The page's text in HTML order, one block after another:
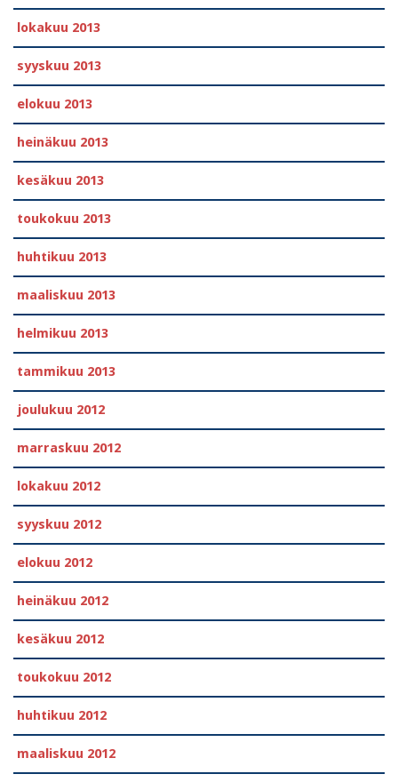
lokakuu 2013
syyskuu 2013
elokuu 2013
heinäkuu 2013
kesäkuu 2013
toukokuu 2013
huhtikuu 2013
maaliskuu 2013
helmikuu 2013
tammikuu 2013
joulukuu 2012
marraskuu 2012
lokakuu 2012
syyskuu 2012
elokuu 2012
heinäkuu 2012
kesäkuu 2012
toukokuu 2012
huhtikuu 2012
maaliskuu 2012